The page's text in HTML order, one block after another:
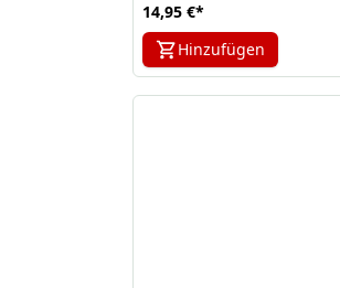
14,95 €*
Hinzufügen